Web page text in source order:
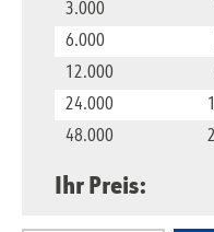
3.000
6.000
12.000
24.000
48.000
Ihr Preis: